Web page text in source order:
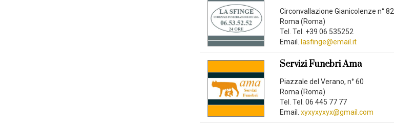
Circonvallazione Gianicolenze n° 82
Roma (Roma)
Tel. Tel. +39 06 535252
Email.
lasfinge@email.it
Servizi Funebri Ama
Piazzale del Verano, n° 60
Roma (Roma)
Tel. Tel. 06 445 77 77
Email. xyxyxyxyx@gmail.com